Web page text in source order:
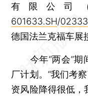
有限公司
601633.SH/
德国法兰克福车展
今年“两会”期
厂计划。“我们考
资风险降得很低，